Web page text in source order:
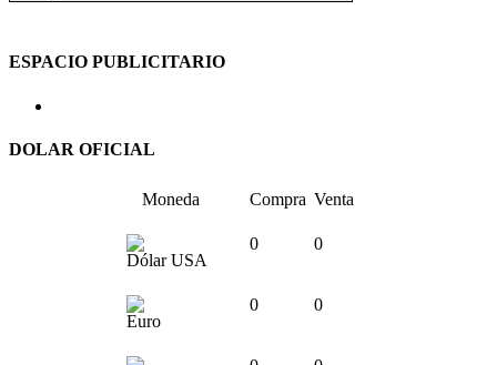
ESPACIO PUBLICITARIO
DOLAR OFICIAL
Moneda Compra Venta
Dólar USA
0 0
Euro
0 0